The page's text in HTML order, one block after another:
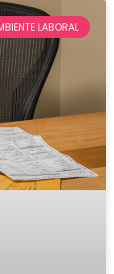
LABORAL